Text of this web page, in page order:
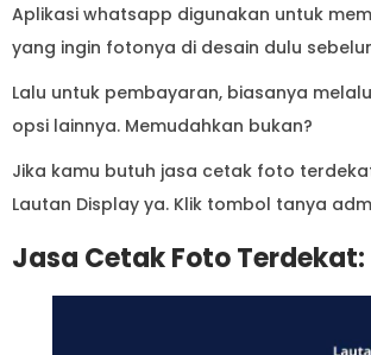
Aplikasi whatsapp digunakan untuk
yang ingin fotonya di desain dulu
Lalu untuk pembayaran, biasanya
opsi lainnya. Memudahkan bukan?
Jika kamu butuh jasa cetak foto
Lautan Display ya. Klik tombol tanya
Jasa Cetak Foto